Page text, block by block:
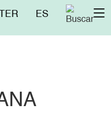
ES